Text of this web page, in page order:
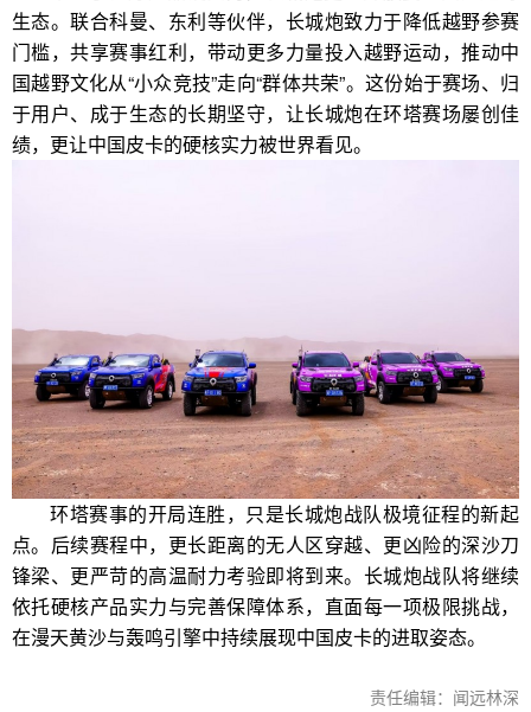
生态。联合科曼、东利等伙伴，长城炮致力于降低越野参赛
门槛，共享赛事红利，带动更多力量投入越野运动，推动中
国越野文化从“小众竞技”走向“群体共荣”。这份始于赛场、归
于用户、成于生态的长期坚守，让长城炮在环塔赛场屡创佳
绩，更让中国皮卡的硬核实力被世界看见。
环塔赛事的开局连胜，只是长城炮战队极境征程的新起
点。后续赛程中，更长距离的无人区穿越、更凶险的深沙刀
锋梁、更严苛的高温耐力考验即将到来。长城炮战队将继续
依托硬核产品实力与完善保障体系，直面每一项极限挑战，
在漫天黄沙与轰鸣引擎中持续展现中国皮卡的进取姿态。
责任编辑：闻远林深